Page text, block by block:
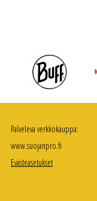
Palveleva verkkokauppa:
www.suojanpro.fi
Evästeasetukset